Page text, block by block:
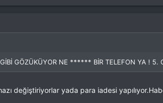
GÖZÜKÜYOR NE ****** BİR TELEFON YA ! 5.
GÖZÜKÜYOR NE ****** BİR TELEFON YA ! 5.
değiştiriyorlar yada para iadesi